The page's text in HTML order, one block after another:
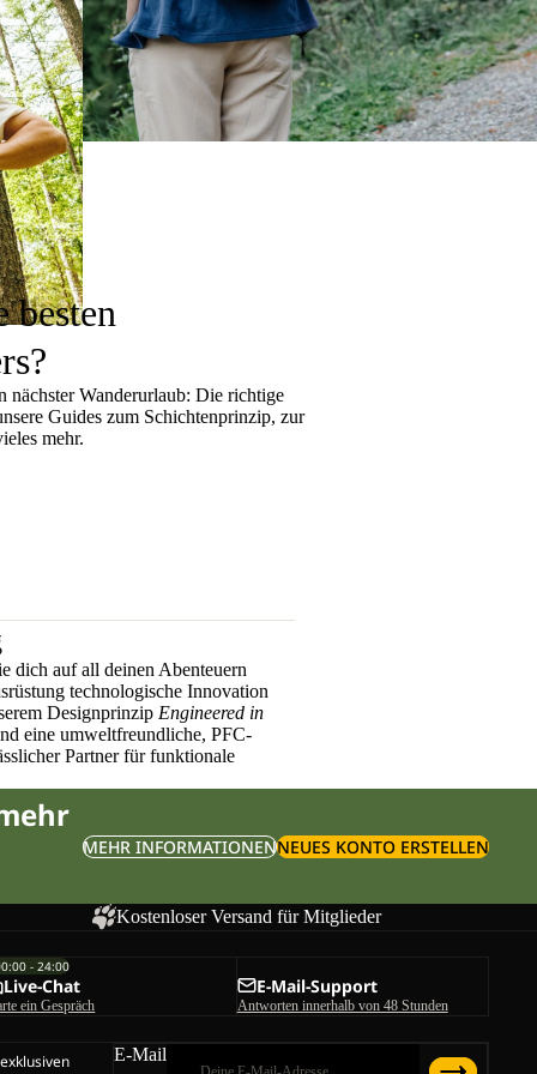
nächster Wanderurlaub: Die richtige
Guides zum Schichtenprinzip, zur
mehr.
dich auf all deinen Abenteuern
technologische Innovation
Designprinzip Engineered in
eine umweltfreundliche, PFC-
Partner für funktionale
MEHR INFORMATIONENNEUES KONTO ERSTELLEN
Kostenloser Versand für Mitglieder
- 24:00
Live-Chat
ein Gespräch
E-Mail-Support
Antworten innerhalb von 48 Stunden
E-Mail